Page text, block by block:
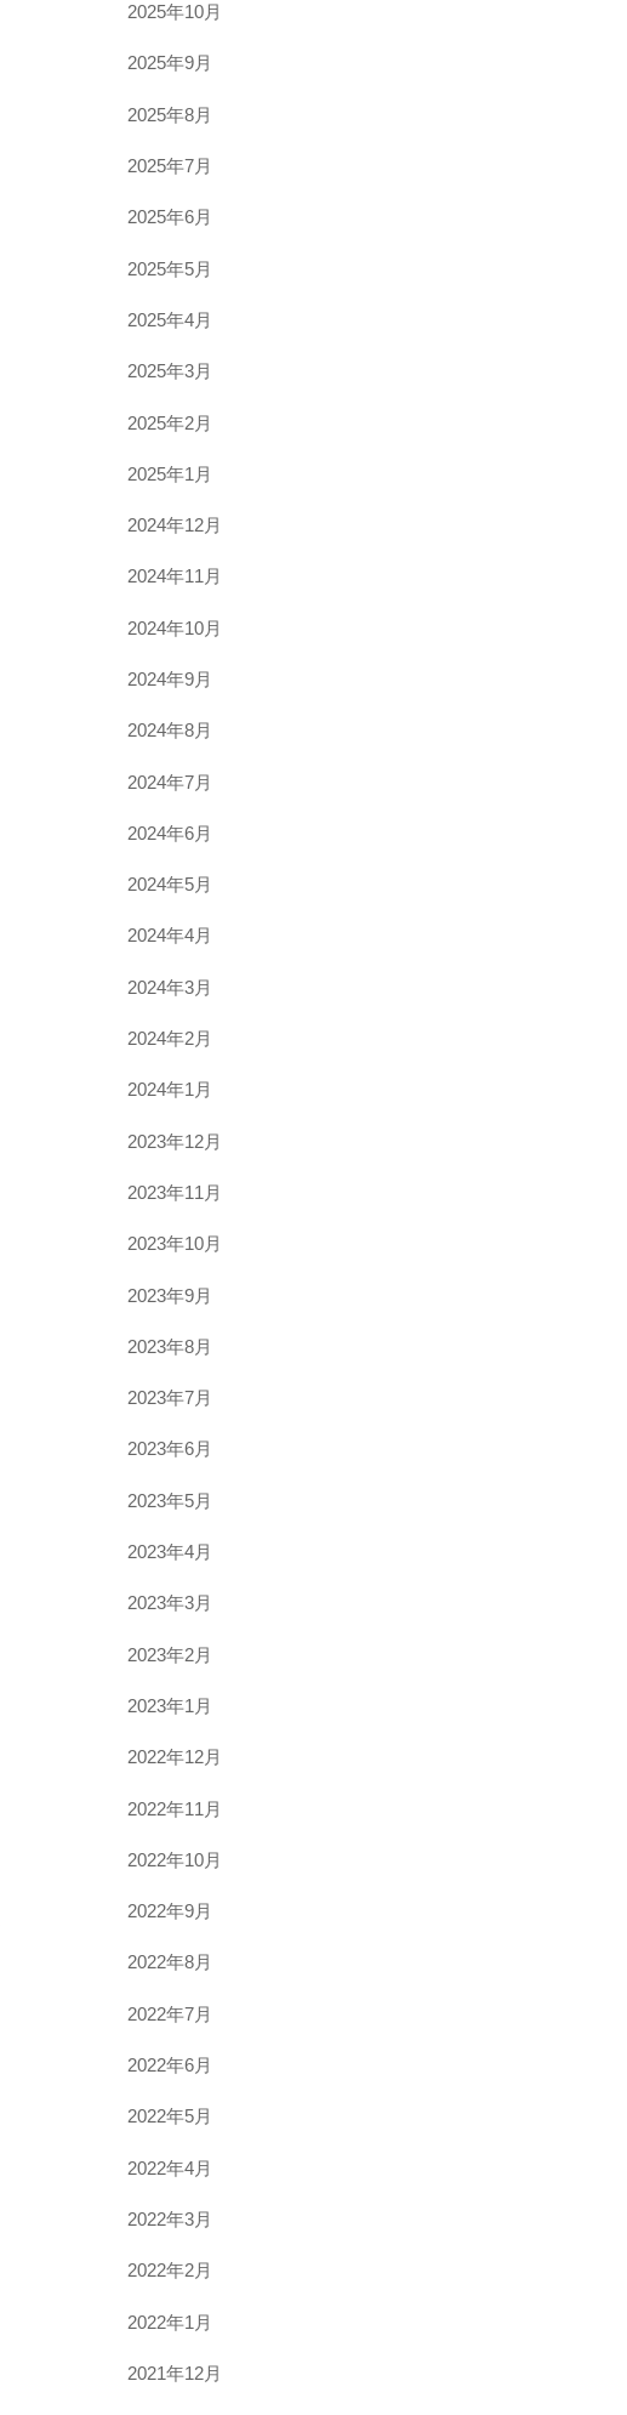
2025年10月
2025年9月
2025年8月
2025年7月
2025年6月
2025年5月
2025年4月
2025年3月
2025年2月
2025年1月
2024年12月
2024年11月
2024年10月
2024年9月
2024年8月
2024年7月
2024年6月
2024年5月
2024年4月
2024年3月
2024年2月
2024年1月
2023年12月
2023年11月
2023年10月
2023年9月
2023年8月
2023年7月
2023年6月
2023年5月
2023年4月
2023年3月
2023年2月
2023年1月
2022年12月
2022年11月
2022年10月
2022年9月
2022年8月
2022年7月
2022年6月
2022年5月
2022年4月
2022年3月
2022年2月
2022年1月
2021年12月